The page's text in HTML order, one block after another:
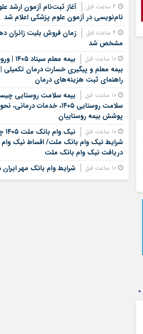
آغاز ثبت‌نام آزمون ارشد
نام‌نویسی در آزمون علوم پزشکی اعلام شد
زمان فروش بلیت زائران
مشخص شد
10 ساعت قبل
بیمه
بیمه معلم و پیگیری خسارت درمان تکمیلی
راهنمای ثبت هزینه‌های درمان
10 ساعت قبل
بیمه سلامت روستایی
سلامت روستایی ۱۴۰۵، خدمات
پوشش بیمه روستاییان
10 ساعت قبل
شرایط نیک وام بانک ملت/ اقساط نیک
دریافت نیک وام بانک ملت
10 ساعت قبل
اقساط و نحوه دریافت تسهیلات